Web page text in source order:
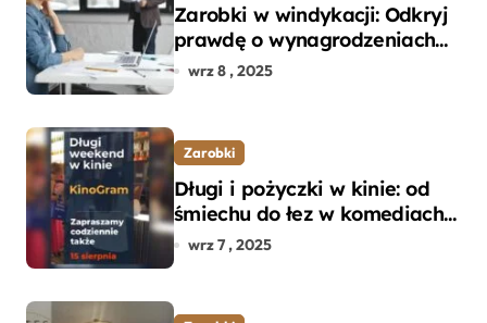
Zarobki w windykacji: Odkryj
prawdę o wynagrodzeniach
specjalistów w branży
wrz 8 , 2025
Zarobki
Długi i pożyczki w kinie: od
śmiechu do łez w komediach i
dramatach
wrz 7 , 2025